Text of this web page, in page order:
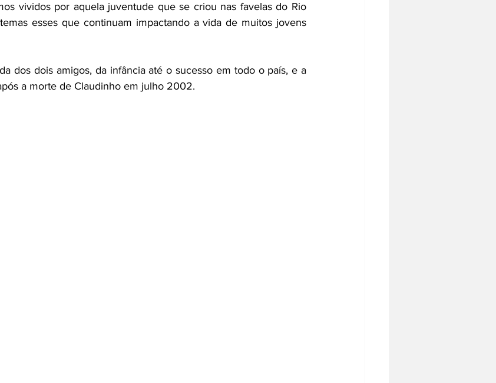
vividos por aquela juventude que se criou nas favelas do Rio
esses que continuam impactando a vida de muitos jovens
dos dois amigos, da infância até o sucesso em todo o país, e a
a morte de Claudinho em julho 2002.